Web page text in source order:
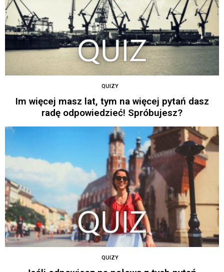
QUIZY
Im więcej masz lat, tym na więcej pytań dasz
radę odpowiedzieć! Spróbujesz?
QUIZY